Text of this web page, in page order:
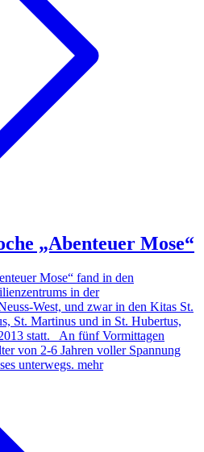
„Abenteuer Mose“
Mose“ fand in den
in der
West, und zwar in den Kitas St.
St. Martinus und in St. Hubertus,
statt. An fünf Vormittagen
von 2-6 Jahren voller Spannung
unterwegs. mehr